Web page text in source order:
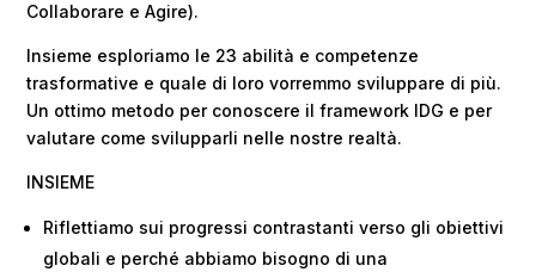
Collaborare e Agire).
Insieme esploriamo le 23 abilità e competenze
trasformative e quale di loro vorremmo sviluppare di più.
Un ottimo metodo per conoscere il framework IDG e per
valutare come svilupparli nelle nostre realtà.
INSIEME
Riflettiamo sui progressi contrastanti verso gli obiettivi
globali e perché abbiamo bisogno di una